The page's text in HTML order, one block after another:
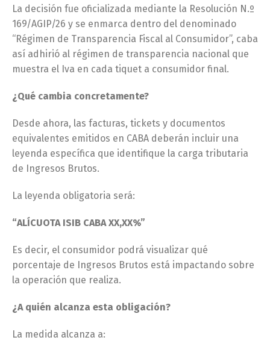
La decisión fue oficializada mediante la Resolución N.º
169/AGIP/26 y se enmarca dentro del denominado
“Régimen de Transparencia Fiscal al Consumidor”, caba
así adhirió al régimen de transparencia nacional que
muestra el Iva en cada tiquet a consumidor final.
¿Qué cambia concretamente?
Desde ahora, las facturas, tickets y documentos
equivalentes emitidos en CABA deberán incluir una
leyenda específica que identifique la carga tributaria
de Ingresos Brutos.
La leyenda obligatoria será:
“ALÍCUOTA ISIB CABA XX,XX%”
Es decir, el consumidor podrá visualizar qué
porcentaje de Ingresos Brutos está impactando sobre
la operación que realiza.
¿A quién alcanza esta obligación?
La medida alcanza a: